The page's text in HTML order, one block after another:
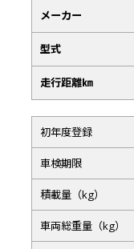
メーカー
型式
走行距離㎞
初年度登録
車検期限
積載量（kg）
車両総重量（kg）